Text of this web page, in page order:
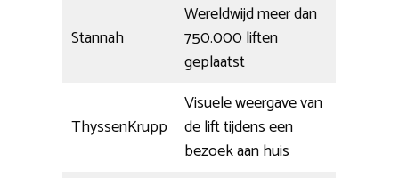
Stannah
Wereldwijd meer dan
750.000 liften
geplaatst
ThyssenKrupp
Visuele weergave van
de lift tijdens een
bezoek aan huis